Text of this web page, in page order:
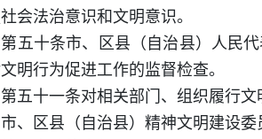
会法治意识和文明意识。
十条市、区县（自治县）人民代
明行为促进工作的监督检查。
十一条对相关部门、组织履行文
区县（自治县）精神文明建设委